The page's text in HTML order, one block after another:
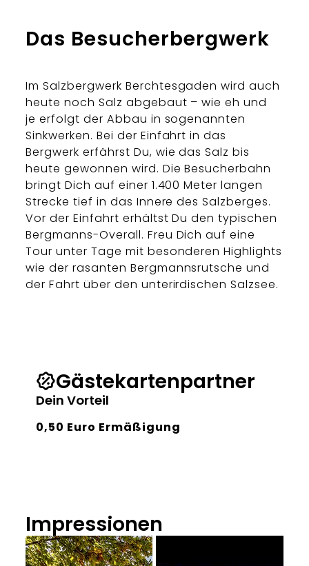
Das Besucherbergwerk
Im Salzbergwerk Berchtesgaden wird auch
heute noch Salz abgebaut – wie eh und
je erfolgt der Abbau in sogenannten
Sinkwerken. Bei der Einfahrt in das
Bergwerk erfährst Du, wie das Salz bis
heute gewonnen wird. Die Besucherbahn
bringt Dich auf einer 1.400 Meter langen
Strecke tief in das Innere des Salzberges.
Vor der Einfahrt erhältst Du den typischen
Bergmanns-Overall. Freu Dich auf eine
Tour unter Tage mit besonderen Highlights
wie der rasanten Bergmannsrutsche und
der Fahrt über den unterirdischen Salzsee.
Gästekartenpartner
Dein Vorteil
0,50 Euro Ermäßigung
Impressionen